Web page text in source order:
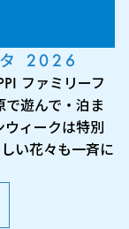
2026
ファミリーフ
遊んで・泊ま
ィークは特別
い花々も一斉に